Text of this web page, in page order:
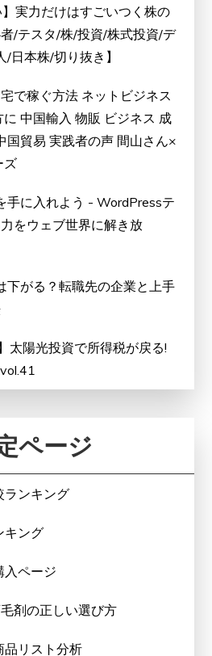
】実力だけはすごいつく株の
/テスタ/株/投資/株式投資/デ
日本株/切り抜き】
で稼ぐ方法 ネットビジネス
中国輸入 物販 ビジネス 成
国貿易 実践者の声 間山さん×
ズ
手に入れよう - WordPressテ
をウェブ世界に解き放
下がる？転職先の企業と上手
太陽光投資で所得税が戻る!
ページ
ンキング
キング
ページ
剤の正しい選び方
リスト分析